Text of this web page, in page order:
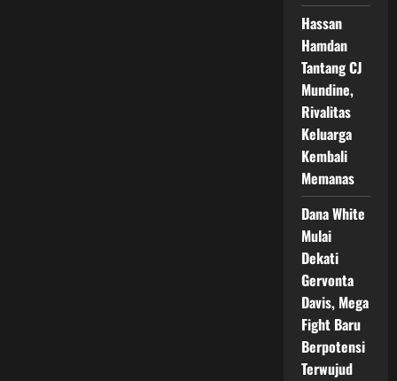
Hassan
Hamdan
Tantang CJ
Mundine,
Rivalitas
Keluarga
Kembali
Memanas
Dana White
Mulai
Dekati
Gervonta
Davis, Mega
Fight Baru
Berpotensi
Terwujud